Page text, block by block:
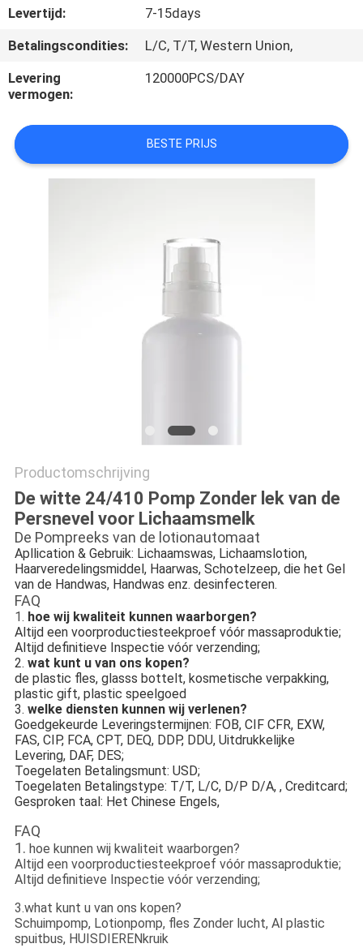
NIEUWS
GEVALLEN
SITEMAP
PRIVACY
Levertijd:
7-15days
Betalingscondities:
L/C, T/T, Western Union,
Levering
vermogen:
120000PCS/DAY
BESTE PRIJS
Productomschrijving
De witte 24/410 Pomp Zonder lek van de
Persnevel voor Lichaamsmelk
De Pompreeks van de lotionautomaat
Apllication & Gebruik: Lichaamswas, Lichaamslotion,
Haarveredelingsmiddel, Haarwas, Schotelzeep, die het Gel
van de Handwas, Handwas enz. desinfecteren.
FAQ
1. hoe wij kwaliteit kunnen waarborgen?
Altijd een voorproductiesteekproef vóór massaproduktie;
Altijd definitieve Inspectie vóór verzending;
2. wat kunt u van ons kopen?
de plastic fles, glasss bottelt, kosmetische verpakking,
plastic gift, plastic speelgoed
3. welke diensten kunnen wij verlenen?
Goedgekeurde Leveringstermijnen: FOB, CIF CFR, EXW,
FAS, CIP, FCA, CPT, DEQ, DDP, DDU, Uitdrukkelijke
Levering, DAF, DES;
Toegelaten Betalingsmunt: USD;
Toegelaten Betalingstype: T/T, L/C, D/P D/A, , Creditcard;
Gesproken taal: Het Chinese Engels,
FAQ
1. hoe kunnen wij kwaliteit waarborgen?
Altijd een voorproductiesteekproef vóór massaproduktie;
Altijd definitieve Inspectie vóór verzending;
3.what kunt u van ons kopen?
Schuimpomp, Lotionpomp, fles Zonder lucht, Al plastic
spuitbus, HUISDIERENkruik